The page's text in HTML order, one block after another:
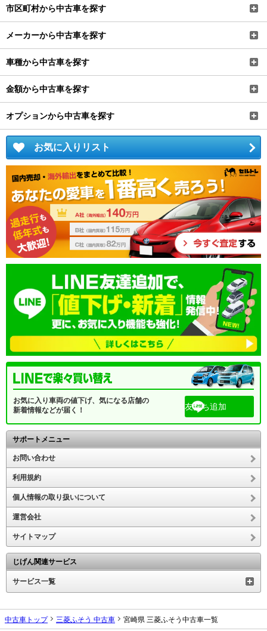
市区町村から中古車を探す
メーカーから中古車を探す
車種から中古車を探す
金額から中古車を探す
オプションから中古車を探す
お気に入りリスト
お気に入り車両の値下げ、気になる店舗の
新着情報などが届く！
友だち追加
サポートメニュー
お問い合わせ
利用規約
個人情報の取り扱いについて
運営会社
サイトマップ
じげん関連サービス
サービス一覧
中古車トップ 三菱ふそう 中古車 宮崎県 三菱ふそう中古車一覧